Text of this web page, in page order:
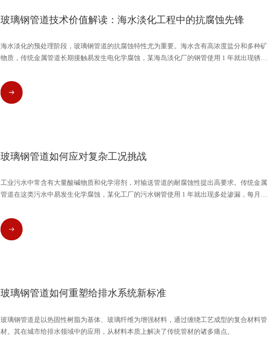
玻璃钢管道技术价值解读：海水淡化工程中的抗腐蚀先锋
海水淡化的预处理阶段，玻璃钢管道的抗腐蚀特性尤为重要。海水含有高浓度盐分和多种矿
物质，传统金属管道长期接触易发生电化学腐蚀，某海岛淡化厂的钢管使用 1 年就出现锈蚀
3 年未出现腐蚀破损，维修频次从每月 2 次降至每年 1 次，保障了海水顺利进入预处理系
统，减少了因管道泄漏导致的停机损失。
READ MORE
玻璃钢管道如何应对复杂工况挑战
工业污水中常含有大量酸碱物质和化学溶剂，对输送管道的耐腐蚀性提出高要求。传统金属
管道在这类污水中易发生化学腐蚀，某化工厂的污水钢管使用 1 年就出现多处渗漏，每月需
3 年未出现腐蚀破损，维修次数从每月 2 次减至每年 1 次，保障了工业污水的密闭输送，减
少了泄漏对周边环境的影响。
READ MORE
玻璃钢管道如何重塑给排水系统新标准
​玻璃钢管道是以热固性树脂为基体、玻璃纤维为增强材料，通过缠绕工艺成型的复合材料管
材。其在城市给排水领域中的应用，从材料本质上解决了传统管材的诸多痛点。